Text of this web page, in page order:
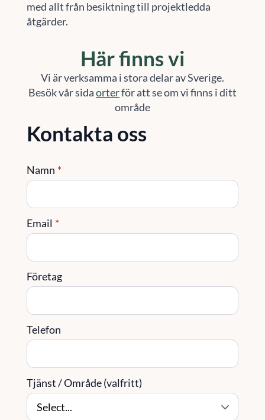
med allt från besiktning till projektledda
åtgärder.
Här finns vi
Vi är verksamma i stora delar av Sverige.
Besök vår sidaorterför att se om vi finns i ditt
område
Kontakta oss
Namn *
Email *
Företag
Telefon
Tjänst / Område (valfritt)